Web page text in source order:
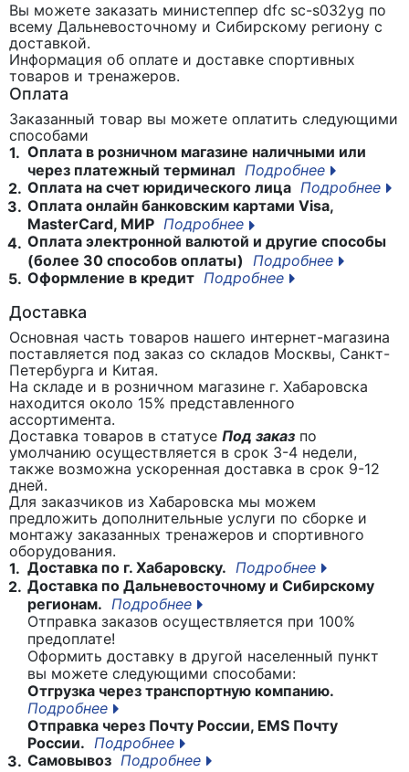
Вы можете заказать министеппер dfc sc-s032yg по
всему Дальневосточному и Сибирскому региону с
доставкой.
Информация об оплате и доставке спортивных
товаров и тренажеров.
Оплата
Заказанный товар вы можете оплатить следующими
способами
1. Оплата в розничном магазине наличными или
через платежный терминал Подробнее
2. Оплата на счет юридического лица Подробнее
3. Оплата онлайн банковским картами Visa,
MasterCard, МИР Подробнее
4. Оплата электронной валютой и другие способы
(более 30 способов оплаты)
Подробнее
5. Оформление в кредит Подробнее
Доставка
Основная часть товаров нашего интернет-магазина
поставляется под заказ со складов Москвы, Санкт-
Петербурга и Китая.
На складе и в розничном магазине г. Хабаровска
находится около 15% представленного
ассортимента.
Доставка товаров в статусе Под заказ по
умолчанию осуществляется в срок 3-4 недели,
также возможна ускоренная доставка в срок 9-12
дней.
Для заказчиков из Хабаровска мы можем
предложить дополнительные услуги по сборке и
монтажу заказанных тренажеров и спортивного
оборудования.
1. Доставка по г. Хабаровску. Подробнее
2. Доставка по Дальневосточному и Сибирскому
регионам. Подробнее
Отправка заказов осуществляется при 100%
предоплате!
Оформить доставку в другой населенный пункт
вы можете следующими способами:
Отгрузка через транспортную компанию.
Подробнее
Отправка через Почту России, EMS Почту
России. Подробнее
3. Самовывоз Подробнее